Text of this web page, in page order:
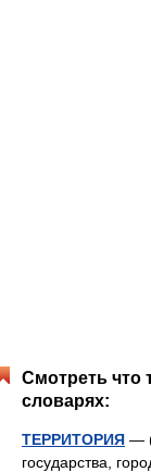
Смотреть что
словарях:
ТЕРРИТОРИЯ —
государства,